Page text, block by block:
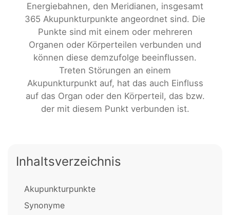
Energiebahnen, den Meridianen, insgesamt
365 Akupunkturpunkte angeordnet sind. Die
Punkte sind mit einem oder mehreren
Organen oder Körperteilen verbunden und
können diese demzufolge beeinflussen.
Treten Störungen an einem
Akupunkturpunkt auf, hat das auch Einfluss
auf das Organ oder den Körperteil, das bzw.
der mit diesem Punkt verbunden ist.
Inhaltsverzeichnis
Akupunkturpunkte
Synonyme